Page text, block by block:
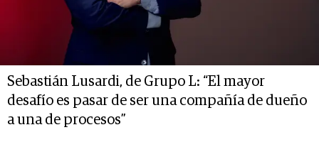
Sebastián Lusardi, de Grupo L: “El mayor
desafío es pasar de ser una compañía de dueño
a una de procesos”